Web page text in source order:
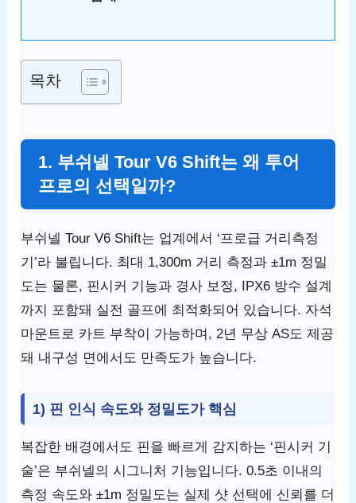
목차
1. 부쉬넬 Tour V6 Shift는 왜 투어
프로의 선택일까?
부쉬넬 Tour V6 Shift는 업계에서 ‘프로급 거리측정
기’라 불립니다. 최대 1,300m 거리 측정과 ±1m 정밀
도는 물론, 핀시커 기능과 경사 보정, IPX6 방수 설계
까지 포함돼 실전 골프에 최적화되어 있습니다. 자석
마운트로 카트 부착이 가능하며, 2년 무상 AS도 제공
돼 내구성 면에서도 만족도가 높습니다.
1) 핀 인식 속도와 정밀도가 핵심
복잡한 배경에서도 핀을 빠르게 감지하는 ‘핀시커 기
술’은 부쉬넬의 시그니처 기능입니다. 0.5초 이내의
측정 속도와 ±1m 정밀도는 실제 샷 선택에 신뢰를 더